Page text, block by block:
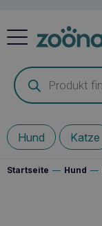
Products
search
Hund Katze
Startseite — Hund —